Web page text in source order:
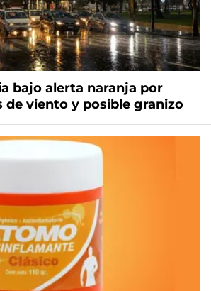
bajo alerta naranja por
de viento y posible granizo